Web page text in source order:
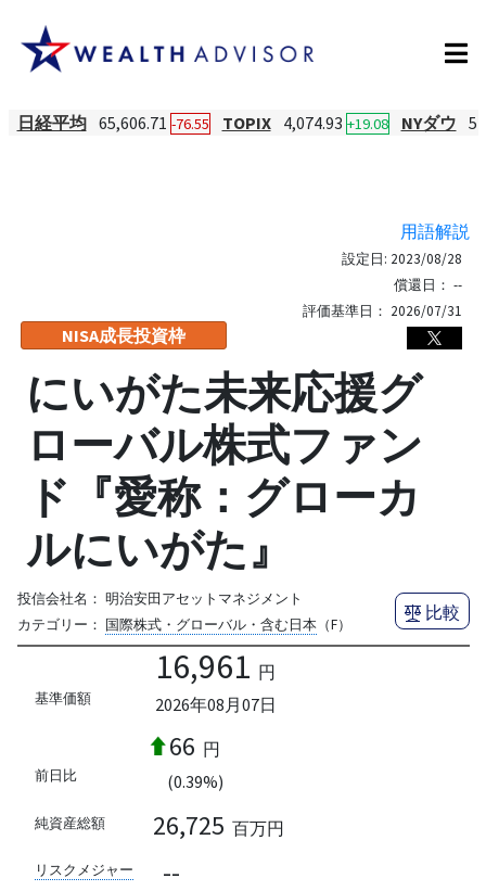
日経平均 65,606.71 -76.55 TOPIX 4,074.93 +19.08 NYダウ
用語解説
NISA成長投資枠
設定日: 2023/08/28
償還日： --
評価基準日： 2026/07/31
にいがた未来応援グ
ローバル株式ファン
ド『愛称：グローカ
ルにいがた』
投信会社名： 明治安田アセットマネジメント
カテゴリー： 国際株式・グローバル・含む日本（F）
比較
基準価額
16,961 円
2026年08月07日
前日比
66 円
(0.39%)
純資産総額 26,725 百万円
リスクメジャー --